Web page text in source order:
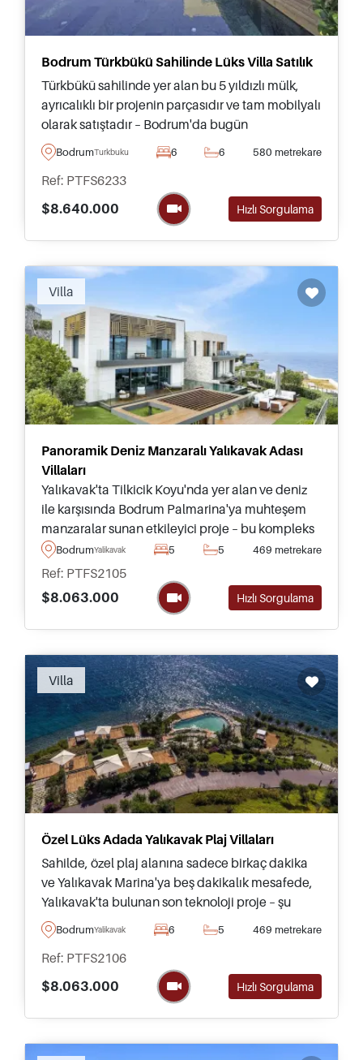
Bodrum Türkbükü Sahilinde Lüks Villa Satılık
Türkbükü sahilinde yer alan bu 5 yıldızlı mülk,
ayrıcalıklı bir projenin parçasıdır ve tam mobilyalı
olarak satıştadır – Bodrum'da bugün
bulabileceğiniz en iyi villalardan biridir.
BodrumTurkbuku 6 6 580 metrekare
Ref: PTFS6233
$8.640.000
Hızlı Sorgulama
Villa
Panoramik Deniz Manzaralı Yalıkavak Adası
Villaları
Yalıkavak'ta Tilkicik Koyu'nda yer alan ve deniz
ile karşısında Bodrum Palmarina'ya muhteşem
manzaralar sunan etkileyici proje – bu kompleks
üç ila beş yatak odalı lüks villalar sunmaktadır.
BodrumYalikavak 5 5 469 metrekare
Ref: PTFS2105
$8.063.000
Hızlı Sorgulama
Villa
Recommended
Özel Lüks Adada Yalıkavak Plaj Villaları
Sahilde, özel plaj alanına sadece birkaç dakika
ve Yalıkavak Marina'ya beş dakikalık mesafede,
Yalıkavak'ta bulunan son teknoloji proje – şu
anda Bodrum'da mevcut olan en iyi kompleks
olduğu söylenebilir.
BodrumYalikavak 6 5 469 metrekare
Ref: PTFS2106
$8.063.000
Hızlı Sorgulama